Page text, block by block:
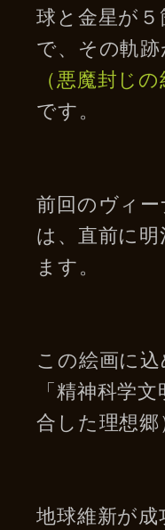
球と金星が
で、その軌跡
（悪魔封じの
です。
前回のヴィ
は、直前に
ます。
この絵画に込
「精神科学
合した理想郷
地球維新が